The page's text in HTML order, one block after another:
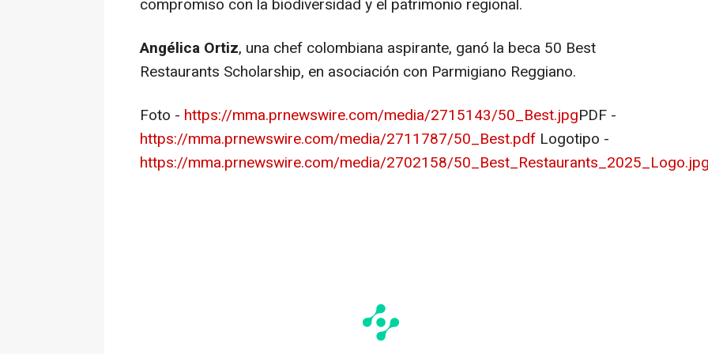
compromiso con la biodiversidad y el patrimonio regional.
Angélica Ortiz, una chef colombiana aspirante, ganó la beca 50 Best
Restaurants Scholarship, en asociación con Parmigiano Reggiano.
Foto - https://mma.prnewswire.com/media/2715143/50_Best.jpgPDF -
https://mma.prnewswire.com/media/2711787/50_Best.pdf Logotipo -
https://mma.prnewswire.com/media/2702158/